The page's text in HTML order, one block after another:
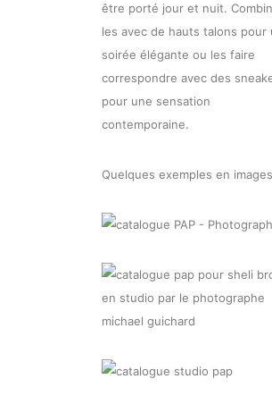
être porté jour et nuit.
les avec de hauts talons pour
soirée élégante ou les faire
correspondre avec des
pour une sensation
contemporaine.
Quelques exemples en images